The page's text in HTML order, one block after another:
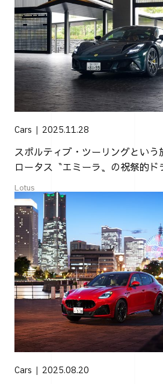
Cars 2025.11.28
スポルティブ・ツーリングという
ロータス〝エミーラ〟の祝祭的ド
Lotus
Cars 2025.08.20